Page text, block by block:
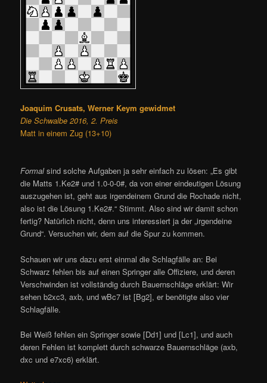
Joaquim Crusats, Werner Keym gewidmet
Die Schwalbe 2016, 2. Preis
Matt in einem Zug (13+10)
Formalsind solche Aufgaben ja sehr einfach zu lösen: „Es gibt
die Matts 1.Ke2# und 1.0-0-0#, da von einer eindeutigen Lösung
auszugehen ist, geht aus irgendeinem Grund die Rochade nicht,
also ist die Lösung 1.Ke2#.“ Stimmt. Also sind wir damit schon
fertig? Natürlich nicht, denn uns interessiert ja der „irgendeine
Grund“. Versuchen wir, dem auf die Spur zu kommen.
Schauen wir uns dazu erst einmal die Schlagfälle an: Bei
Schwarz fehlen bis auf einen Springer alle Offiziere, und deren
Verschwinden ist vollständig durch Bauernschläge erklärt: Wir
sehen b2xc3, axb, und wBc7 ist [Bg2], er benötigte also vier
Schlagfälle.
Bei Weiß fehlen ein Springer sowie [Dd1] und [Lc1], und auch
deren Fehlen ist komplett durch schwarze Bauernschläge (axb,
dxc und e7xc6) erklärt.